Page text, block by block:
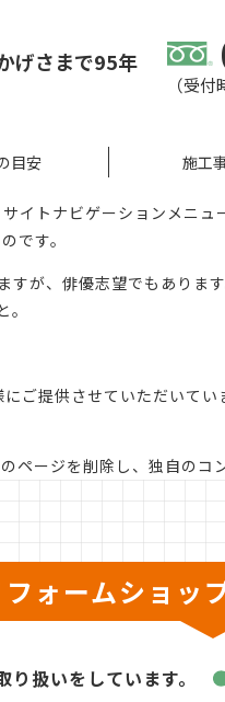
げさまで95年
（受
目安 施工
イトナビゲーションメニ
です。
が、俳優志望でもあり
ご提供させていただいて
ページを削除し、独自の
ォームショッ
扱いをしています。